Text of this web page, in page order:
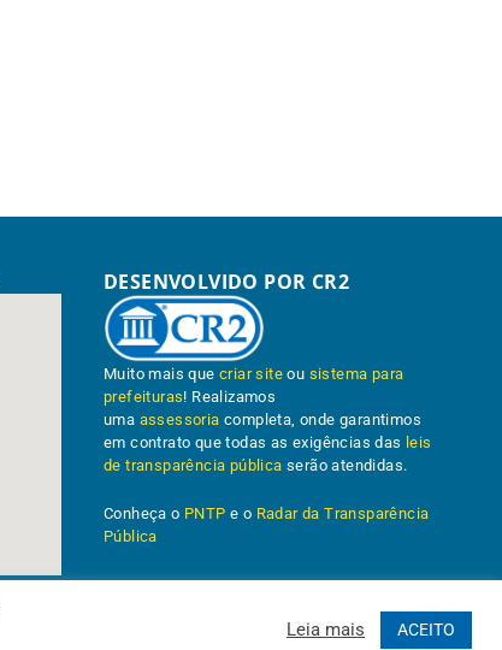
DESENVOLVIDO POR CR2
Muito mais quecriar site ou sistema para
prefeituras! Realizamos
uma assessoria completa, onde garantimos
em contrato que todas as exigências das leis
de transparência pública serão atendidas.
Conheça o PNTP e o Radar da Transparência
Pública
Leia mais ACEITO